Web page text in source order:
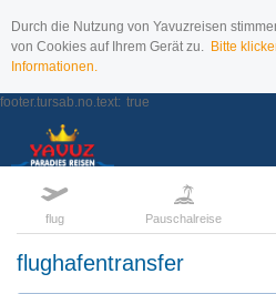
Durch die Nutzung von Yavuzreisen
von Cookies auf Ihrem Gerät zu. Bitte
Informationen.
footer.tursab.no.text: true
flug Pauschalreise
flughafentransfer